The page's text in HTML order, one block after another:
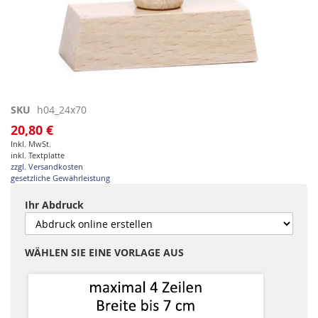
Zum
Anfang
der
Bildgalerie
springen
SKU h04_24x70
20,80 €
Inkl. MwSt.
inkl. Textplatte
zzgl. Versandkosten
gesetzliche Gewährleistung
Ihr Abdruck
WÄHLEN SIE EINE VORLAGE AUS